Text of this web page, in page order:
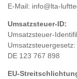
E-Mail: info@lta-
Umsatzsteuer-ID:
Umsatzsteuer-
Umsatzsteuergesetz:
DE 123 767 898
EU-